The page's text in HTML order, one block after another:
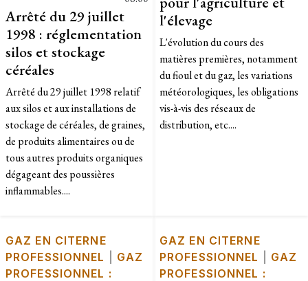
Arrêté du 29 juillet
1998 : réglementation
silos et stockage
céréales
Arrêté du 29 juillet 1998 relatif
aux silos et aux installations de
stockage de céréales, de graines,
de produits alimentaires ou de
tous autres produits organiques
dégageant des poussières
inflammables....
l'élevage
L'évolution du cours des
matières premières, notamment
du fioul et du gaz, les variations
météorologiques, les obligations
vis-à-vis des réseaux de
distribution, etc....
GAZ EN CITERNE
PROFESSIONNEL
GAZ
PROFESSIONNEL :
GAZ EN CITERNE
PROFESSIONNEL
GAZ
PROFESSIONNEL :